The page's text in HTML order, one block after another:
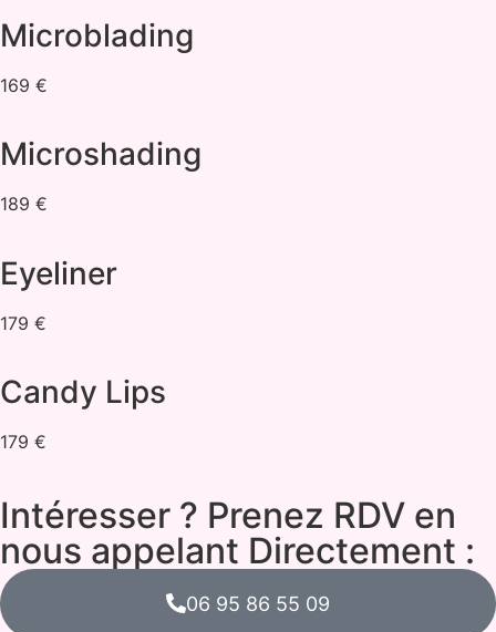
Microblading
169 €
Microshading
189 €
Eyeliner
179 €
Candy Lips
179 €
Intéresser ? Prenez RDV en
nous appelant Directement :
06 95 86 55 09